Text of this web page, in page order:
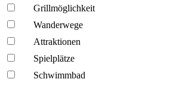
Grillmöglich­keit
Wanderwege
Attraktionen
Spielplätze
Schwimmbad